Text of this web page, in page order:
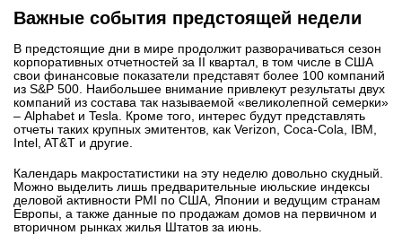
Важные события предстоящей недели
В предстоящие дни в мире продолжит разворачиваться сезон
корпоративных отчетностей за II квартал, в том числе в США
свои финансовые показатели представят более 100 компаний
из S&P 500. Наибольшее внимание привлекут результаты двух
компаний из состава так называемой «великолепной семерки»
– Alphabet и Tesla. Кроме того, интерес будут представлять
отчеты таких крупных эмитентов, как Verizon, Coca-Cola, IBM,
Intel, AT&T и другие.
Календарь макростатистики на эту неделю довольно скудный.
Можно выделить лишь предварительные июльские индексы
деловой активности PMI по США, Японии и ведущим странам
Европы, а также данные по продажам домов на первичном и
вторичном рынках жилья Штатов за июнь.